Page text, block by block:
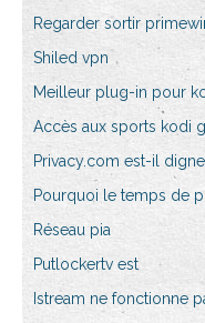
Regarder sortir
Shiled vpn
Meilleur plug-in pour
Accès aux sports kodi
Privacy.com est-il
Pourquoi le temps de
Réseau pia
Putlockertv est
Istream ne fonctionne